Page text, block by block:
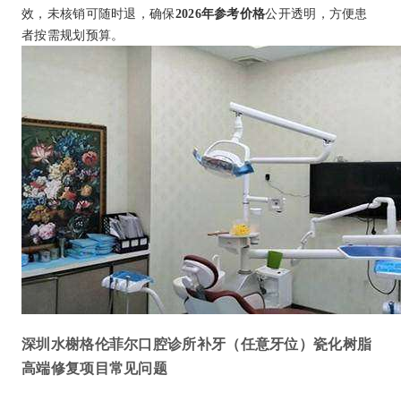
效，未核销可随时退，确保2026年参考价格公开透明，方便患
者按需规划预算。
深圳水榭格伦菲尔口腔诊所补牙（任意牙位）瓷化树脂
高端修复项目常见问题